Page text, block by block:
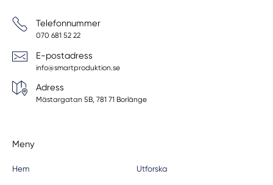
Telefonnummer
070 681 52 22
E-postadress
info@smartproduktion.se
Adress
Mästargatan 5B, 781 71 Borlänge
Meny
Hem Utforska